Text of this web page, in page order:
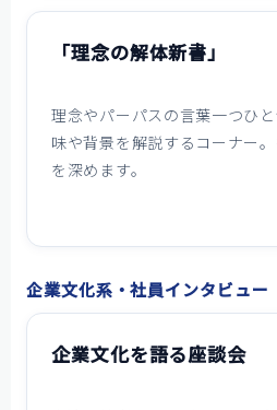
「理念の解体新書」
理念やパーパスの言葉一つひ
味や背景を解説するコーナー
を深めます。
企業文化系・社員インタビュー
企業文化を語る座談会